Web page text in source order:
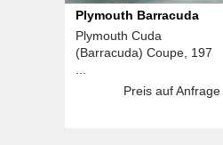
Plymouth Barracuda
Plymouth Cuda
(Barracuda) Coupe, 197
Preis auf Anfrage